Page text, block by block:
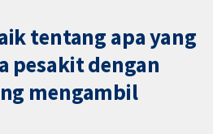
tentang apa yang
pesakit dengan
mengambil